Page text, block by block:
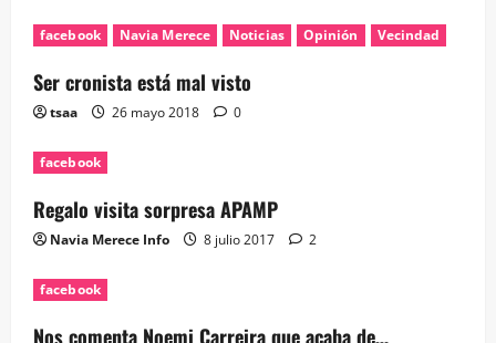
facebook Navia Merece Noticias Opinión Vecindad
Ser cronista está mal visto
tsaa 26 mayo 2018 0
facebook
Regalo visita sorpresa APAMP
Navia Merece Info 8 julio 2017 2
facebook
Nos comenta Noemi Carreira que acaba de…